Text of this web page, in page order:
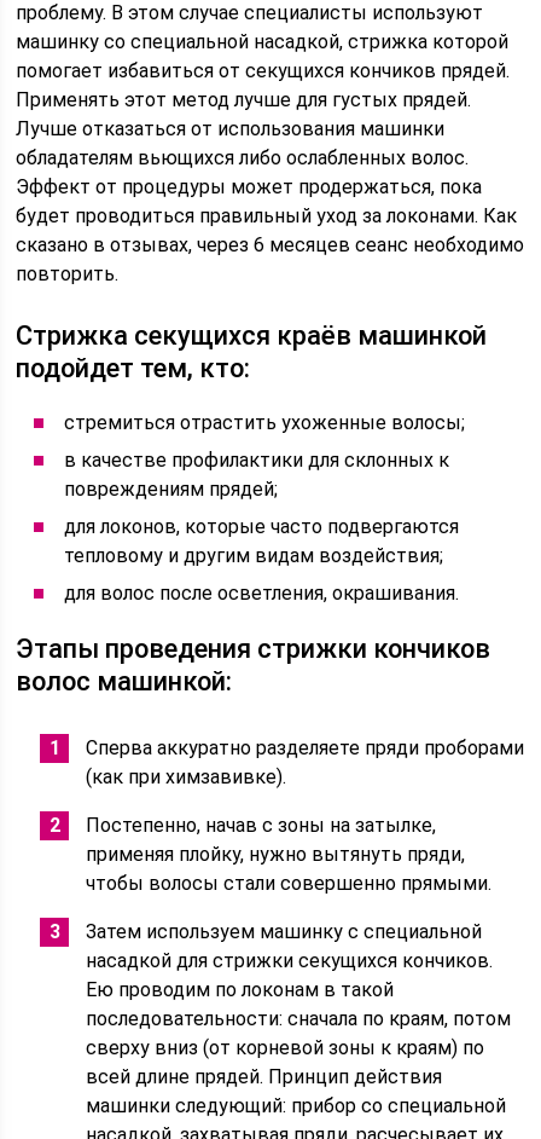
проблему. В этом случае специалисты используют
машинку со специальной насадкой, стрижка которой
помогает избавиться от секущихся кончиков прядей.
Применять этот метод лучше для густых прядей.
Лучше отказаться от использования машинки
обладателям вьющихся либо ослабленных волос.
Эффект от процедуры может продержаться, пока
будет проводиться правильный уход за локонами. Как
сказано в отзывах, через 6 месяцев сеанс необходимо
повторить.
Стрижка секущихся краёв машинкой
подойдет тем, кто:
стремиться отрастить ухоженные волосы;
в качестве профилактики для склонных к
повреждениям прядей;
для локонов, которые часто подвергаются
тепловому и другим видам воздействия;
для волос после осветления, окрашивания.
Этапы проведения стрижки кончиков
волос машинкой:
Сперва аккуратно разделяете пряди проборами
(как при химзавивке).
Постепенно, начав с зоны на затылке,
применяя плойку, нужно вытянуть пряди,
чтобы волосы стали совершенно прямыми.
Затем используем машинку с специальной
насадкой для стрижки секущихся кончиков.
Ею проводим по локонам в такой
последовательности: сначала по краям, потом
сверху вниз (от корневой зоны к краям) по
всей длине прядей. Принцип действия
машинки следующий: прибор со специальной